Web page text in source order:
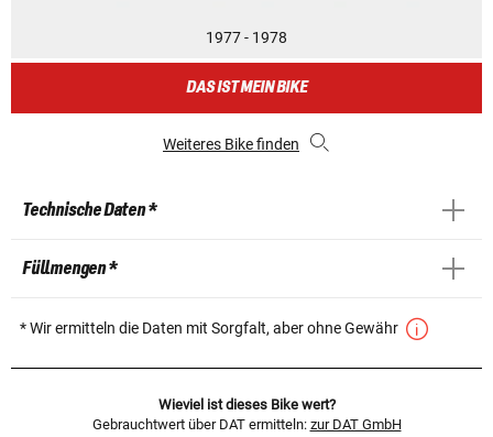
1977 - 1978
DAS IST MEIN BIKE
Weiteres Bike finden
Technische Daten *
Füllmengen *
* Wir ermitteln die Daten mit Sorgfalt, aber ohne Gewähr
Wieviel ist dieses Bike wert?
Gebrauchtwert über DAT ermitteln: zur DAT GmbH